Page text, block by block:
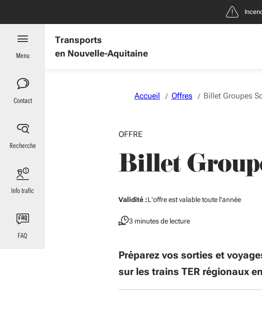
Transports
en Nouvelle-Aquitaine
Menu
Contact
Recherche
Info trafic
FAQ
Accueil Offres Billet Groupes
OFFRE
Billet
Validité :L'offre est valable toute l'année
3 minutes de lecture
Préparez vos sorties et
sur les trains TER régionaux